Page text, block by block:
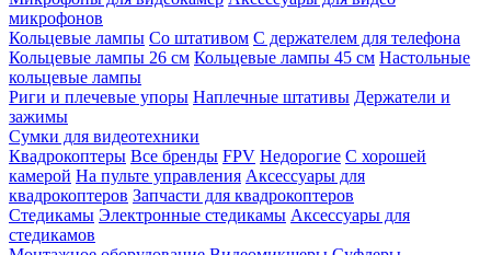
микрофонов
Кольцевые лампы Со штативом C держателем для телефона
Кольцевые лампы 26 см Кольцевые лампы 45 см Настольные
кольцевые лампы
Риги и плечевые упоры Наплечные штативы Держатели и
зажимы
Сумки для видеотехники
Квадрокоптеры Все бренды FPV Недорогие С хорошей
камерой На пульте управления Аксессуары для
квадрокоптеров Запчасти для квадрокоптеров
Стедикамы Электронные стедикамы Аксессуары для
стедикамов